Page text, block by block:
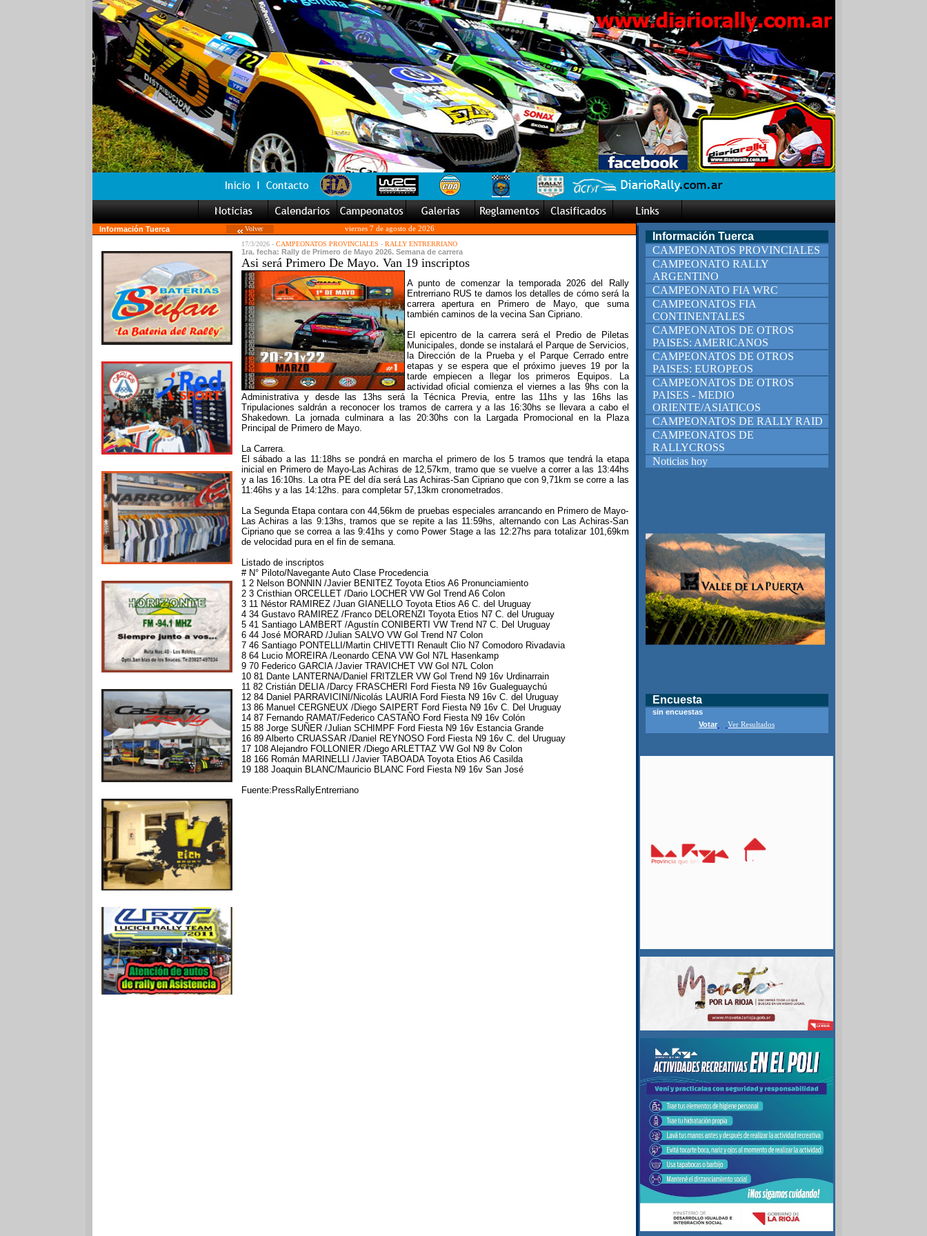
Información Tuerca Volver viernes 7 de agosto de 2026
Información Tuerca
CAMPEONATOS PROVINCIALES
CAMPEONATO RALLY
ARGENTINO
CAMPEONATO FIA WRC
CAMPEONATOS FIA
CONTINENTALES
CAMPEONATOS DE OTROS
PAISES: AMERICANOS
CAMPEONATOS DE OTROS
PAISES: EUROPEOS
CAMPEONATOS DE OTROS
PAISES - MEDIO
ORIENTE/ASIATICOS
CAMPEONATOS DE RALLY RAID
CAMPEONATOS DE
RALLYCROSS
Noticias hoy
Encuesta
sin encuestas
Votar
Ver Resultados
17/3/2026 - CAMPEONATOS PROVINCIALES - RALLY ENTRERRIANO
1ra. fecha: Rally de Primero de Mayo 2026. Semana de carrera
Asi será Primero De Mayo. Van 19 inscriptos
A punto de comenzar la temporada 2026 del Rally
Entrerriano RUS te damos los detalles de cómo será la
carrera apertura en Primero de Mayo, que suma
también caminos de la vecina San Cipriano.
El epicentro de la carrera será el Predio de Piletas
Municipales, donde se instalará el Parque de Servicios,
la Dirección de la Prueba y el Parque Cerrado entre
etapas y se espera que el próximo jueves 19 por la
tarde empiecen a llegar los primeros Equipos. La
actividad oficial comienza el viernes a las 9hs con la
Administrativa y desde las 13hs será la Técnica Previa, entre las 11hs y las 16hs las
Tripulaciones saldrán a reconocer los tramos de carrera y a las 16:30hs se llevara a cabo el
Shakedown. La jornada culminara a las 20:30hs con la Largada Promocional en la Plaza
Principal de Primero de Mayo.
La Carrera.
El sábado a las 11:18hs se pondrá en marcha el primero de los 5 tramos que tendrá la etapa
inicial en Primero de Mayo-Las Achiras de 12,57km, tramo que se vuelve a correr a las 13:44hs
y a las 16:10hs. La otra PE del día será Las Achiras-San Cipriano que con 9,71km se corre a las
11:46hs y a las 14:12hs. para completar 57,13km cronometrados.
La Segunda Etapa contara con 44,56km de pruebas especiales arrancando en Primero de Mayo-
Las Achiras a las 9:13hs, tramos que se repite a las 11:59hs, alternando con Las Achiras-San
Cipriano que se correa a las 9:41hs y como Power Stage a las 12:27hs para totalizar 101,69km
de velocidad pura en el fin de semana.
Listado de inscriptos
# N° Piloto/Navegante Auto Clase Procedencia
1 2 Nelson BONNIN /Javier BENITEZ Toyota Etios A6 Pronunciamiento
2 3 Cristhian ORCELLET /Dario LOCHER VW Gol Trend A6 Colon
3 11 Néstor RAMIREZ /Juan GIANELLO Toyota Etios A6 C. del Uruguay
4 34 Gustavo RAMIREZ /Franco DELORENZI Toyota Etios N7 C. del Uruguay
5 41 Santiago LAMBERT /Agustín CONIBERTI VW Trend N7 C. Del Uruguay
6 44 José MORARD /Julian SALVO VW Gol Trend N7 Colon
7 46 Santiago PONTELLI/Martin CHIVETTI Renault Clio N7 Comodoro Rivadavia
8 64 Lucio MOREIRA /Leonardo CENA VW Gol N7L Hasenkamp
9 70 Federico GARCIA /Javier TRAVICHET VW Gol N7L Colon
10 81 Dante LANTERNA/Daniel FRITZLER VW Gol Trend N9 16v Urdinarrain
11 82 Cristián DELIA /Darcy FRASCHERI Ford Fiesta N9 16v Gualeguaychú
12 84 Daniel PARRAVICINI/Nicolás LAURIA Ford Fiesta N9 16v C. del Uruguay
13 86 Manuel CERGNEUX /Diego SAIPERT Ford Fiesta N9 16v C. Del Uruguay
14 87 Fernando RAMAT/Federico CASTAÑO Ford Fiesta N9 16v Colón
15 88 Jorge SUÑER /Julian SCHIMPF Ford Fiesta N9 16v Estancia Grande
16 89 Alberto CRUASSAR /Daniel REYNOSO Ford Fiesta N9 16v C. del Uruguay
17 108 Alejandro FOLLONIER /Diego ARLETTAZ VW Gol N9 8v Colon
18 166 Román MARINELLI /Javier TABOADA Toyota Etios A6 Casilda
19 188 Joaquin BLANC/Mauricio BLANC Ford Fiesta N9 16v San José
Fuente:PressRallyEntrerriano